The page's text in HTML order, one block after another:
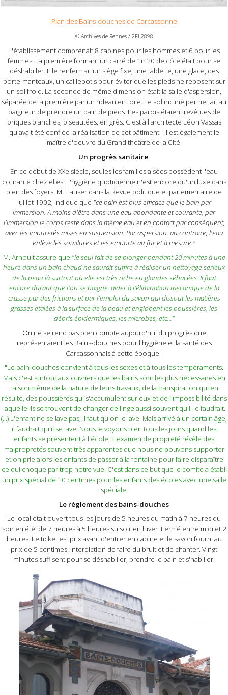
Plan des Bains-douches de Carcassonne
© Archives de Rennes / 2FI 2898
L'établissement comprenait 8 cabines pour les hommes et 6 pour les
femmes. La première formant un carré de 1m20 de côté était pour se
déshabiller. Elle renfermait un siège fixe, une tablette, une glace, des
porte-manteaux, un caillebotis pour éviter que les pieds ne reposent sur
un sol froid. La seconde de même dimension était la salle d'aspersion,
séparée de la première par un rideau en toile. Le sol incliné permettait au
baigneur de prendre un bain de pieds. Les parois étaient revêtues de
briques blanches, biseautées, en grès. C'est à l'architecte Léon Vassas
qu'avait été confiée la réalisation de cet bâtiment - il est également le
maître d'oeuvre du Grand théâtre de la Cité.
Un progrès sanitaire
En ce début de XXe siècle, seules les familles aisées possèdent l'eau
courante chez elles. L'hygiène quotidienne n'est encore qu'un luxe dans
bien des foyers. M. Hauser dans la Revue politique et parlementaire de
juillet 1902, indique que "ce bain est plus efficace que le bain par
immersion. A moins d'être dans une eau abondante et courante, par
l'immersion le corps reste dans la même eau et en contact par conséquent,
avec les impuretés mises en suspension. Par aspersion, au contraire, l'eau
enlève les souillures et les emporte au fur et à mesure."
M. Arnoult assure que "le seul fait de se plonger pendant 20 minutes à une
heure dans un bain chaud ne saurait suffire à réaliser un nettoyage sérieux
de la peau là surtout où elle est très riche en glandes sébacées. Il faut
encore durant que l'on se baigne, aider à l'élimination mécanique de la
crasse par des frictions et par l'emploi du savon qui dissout les matières
grasses étalées à la surface de la peau et englobent les poussières, les
débris épidermiques, les microbes, etc..."
On ne se rend pas bien compte aujourd'hui du progrès que
représentaient les Bains-douches pour l'hygiène et la santé des
Carcassonnais à cette époque.
"Le bain-douches convient à tous les sexes et à tous les tempéraments.
Mais c'est surtout aux ouvriers que les bains sont les plus nécessaires en
raison même de la nature de leurs travaux, de la transpiration qui en
résulte, des poussières qui s'accumulent sur eux et de l'impossibilité dans
laquelle ils se trouvent de changer de linge aussi souvent qu'il le faudrait.
(...) L'enfant ne se lave pas, il faut qu'on le lave. Mais arrivé à un certain âge,
il faudrait qu'il se lave. Nous le voyons bien tous les jours quand les
enfants se présentent à l'école. L'examen de propreté révèle des
malpropretés souvent très apparentes que nous ne pouvons supporter
et on prie alors les enfants de passer à la fontaine pour faire disparaître
ce qui choque par trop notre vue. C'est dans ce but que le comité a établi
un prix spécial de 10 centimes pour les enfants des écoles avec une salle
spéciale.
Le règlement des bains-douches
Le local était ouvert tous les jours de 5 heures du matin à 7 heures du
soir en été, de 7 heures à 5 heures su soir en hiver. Fermé entre midi et 2
heures. Le ticket est prix avant d'entrer en cabine et le savon fourni au
prix de 5 centimes. Interdiction de faire du bruit et de chanter. Vingt
minutes suffisent pour se déshabiller, prendre le bain et s'habiller.